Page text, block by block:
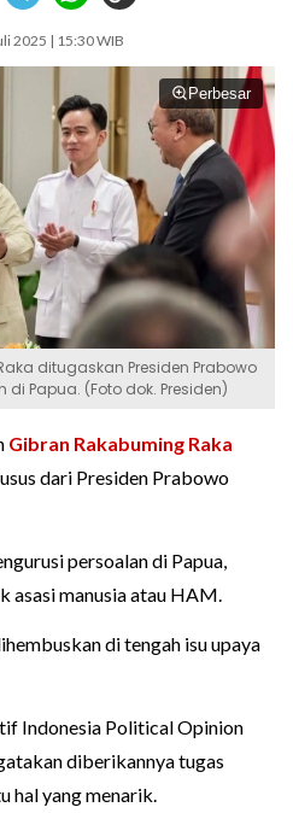
2025 | 15:30 WIB
Perbesar
ditugaskan Presiden Prabowo
Papua. (Foto dok. Presiden)
Gibran Rakabuming Raka
dari Presiden Prabowo
persoalan di Papua,
asasi manusia atau HAM.
di tengah isu upaya
Indonesia Political Opinion
diberikannya tugas
hal yang menarik.